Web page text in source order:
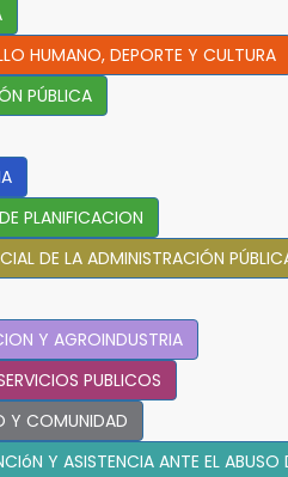
HUMANO, DEPORTE Y CULTURA
PÚBLICA
PLANIFICACION
DE LA ADMINISTRACIÓN
Y AGROINDUSTRIA
PUBLICOS
Y COMUNIDAD
Y ASISTENCIA ANTE EL